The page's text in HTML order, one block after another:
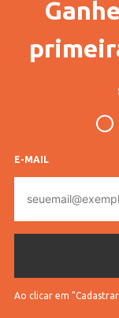
Para troca
produto
Veja outras
Código
Pompéia
E-MAIL
mail
Ao clicar em